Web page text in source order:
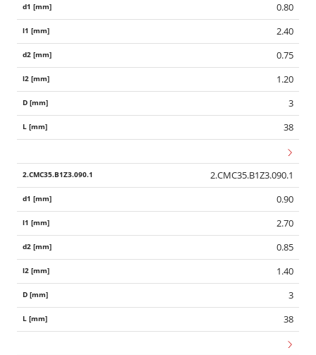
0.80
2.40
0.75
1.20
3
38
2.CMC35.B1Z3.090.1
0.90
2.70
0.85
1.40
3
38